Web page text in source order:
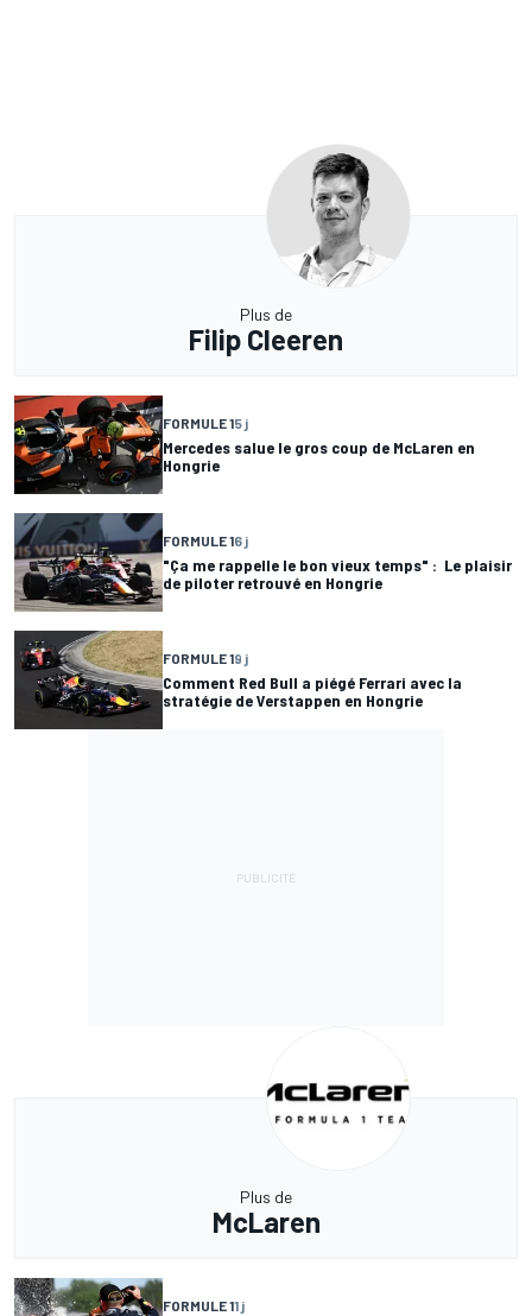
Plus de
Filip Cleeren
FORMULE 15 j
Mercedes salue le gros coup de McLaren en
Hongrie
FORMULE 16 j
"Ça me rappelle le bon vieux temps" : Le plaisir
de piloter retrouvé en Hongrie
FORMULE 19 j
Comment Red Bull a piégé Ferrari avec la
stratégie de Verstappen en Hongrie
Plus de
McLaren
FORMULE 11 j